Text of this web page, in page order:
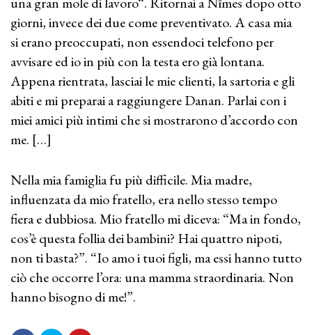
giorni, invece dei due come preventivato. A casa mia
si erano preoccupati, non essendoci telefono per
avvisare ed io in più con la testa ero già lontana.
Appena rientrata, lasciai le mie clienti, la sartoria e gli
abiti e mi preparai a raggiungere Danan. Parlai con i
miei amici più intimi che si mostrarono d’accordo con
me. […]
Nella mia famiglia fu più difficile. Mia madre,
influenzata da mio fratello, era nello stesso tempo
fiera e dubbiosa. Mio fratello mi diceva: “Ma in fondo,
cos’è questa follia dei bambini? Hai quattro nipoti,
non ti basta?”. “Io amo i tuoi figli, ma essi hanno tutto
ciò che occorre l’ora: una mamma straordinaria. Non
hanno bisogno di me!”.